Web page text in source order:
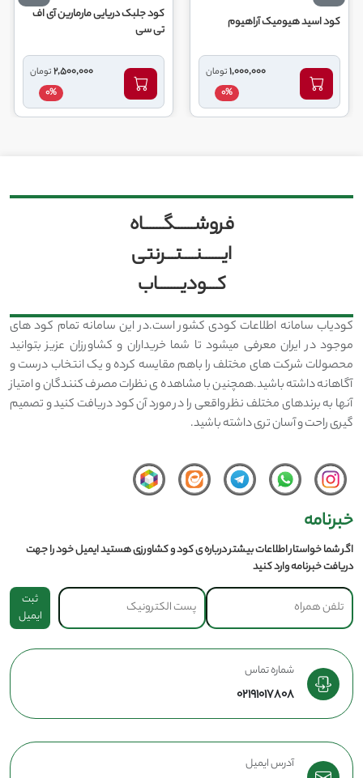
اسید هیومیک آراهیوم
1,000,000تومان
کود جلبک دریایی مارمارین آی اف
2,500,000تومان
فروشــــــگــــــاه
ایــــــنــــتـــرنتی
کـــودیـــــــاب
کودیاب سامانه اطلاعات کودی کشور است.در این سامانه تمام کود های
موجود در ایران معرفی میشود تا شما خریداران و کشاورزان عزیز بتوانید
محصولات شرکت های مختلف را باهم مقایسه کرده و یک انتخاب درست و
آگاهانه داشته باشید.همچنین با مشاهده ی نظرات مصرف کنندگان و امتیاز
آنها به برندهای مختلف نظر واقعی را در مورد آن کود دریافت کنید و تصمیم
گیری راحت و آسان تری داشته باشید.
خبرنامه
اگر شما خواستار اطلاعات بیشتر درباره ی کود و کشاورزی هستید ایمیل خود را جهت
دریافت خبرنامه وارد کنید
ثبت
ایمیل
شماره تماس
02191017808
آدرس ایمیل